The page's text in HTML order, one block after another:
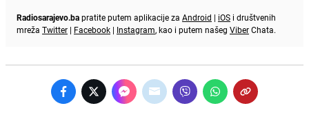
Radiosarajevo.bapratite putem aplikacije za Android | iOS i društvenih
mreža Twitter | Facebook | Instagram, kao i putem našeg ViberChata.